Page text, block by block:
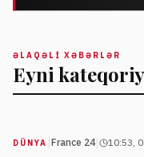
ƏLAQƏLI XƏBƏRLƏR
Eyni
DÜNYA France 24| 10:53,